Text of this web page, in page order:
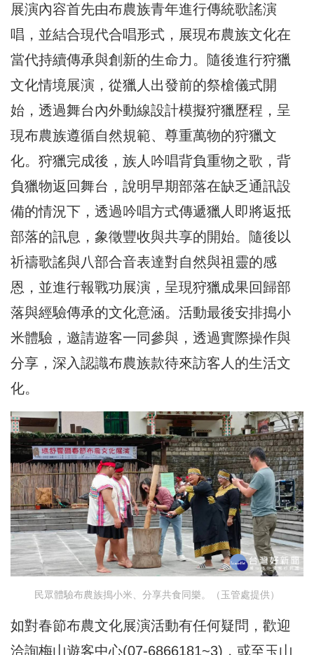
展演內容首先由布農族青年進行傳統歌謠演
唱，並結合現代合唱形式，展現布農族文化在
當代持續傳承與創新的生命力。隨後進行狩獵
文化情境展演，從獵人出發前的祭槍儀式開
始，透過舞台內外動線設計模擬狩獵歷程，呈
現布農族遵循自然規範、尊重萬物的狩獵文
化。狩獵完成後，族人吟唱背負重物之歌，背
負獵物返回舞台，說明早期部落在缺乏通訊設
備的情況下，透過吟唱方式傳遞獵人即將返抵
部落的訊息，象徵豐收與共享的開始。隨後以
祈禱歌謠與八部合音表達對自然與祖靈的感
恩，並進行報戰功展演，呈現狩獵成果回歸部
落與經驗傳承的文化意涵。活動最後安排搗小
米體驗，邀請遊客一同參與，透過實際操作與
分享，深入認識布農族款待來訪客人的生活文
化。
民眾體驗布農族搗小米、分享共食同樂。（玉管處提供）
如對春節布農文化展演活動有任何疑問，歡迎
洽詢梅山遊客中心(07-6866181~3)，或至玉山